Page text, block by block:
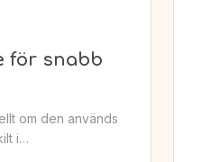
för snabb
om den används
i…